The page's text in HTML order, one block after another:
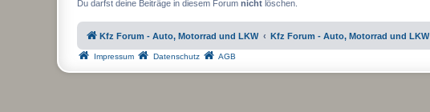
Du darfst deine Beiträge in diesem Forum nicht löschen.
Kfz Forum - Auto, Motorrad und LKW Kfz Forum - Auto, Motorrad und LKW
Impressum Datenschutz AGB